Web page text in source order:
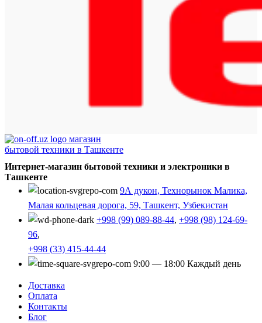
Интернет-магазин бытовой техники и электроники в
Ташкенте
9А дукон, Технорынок Малика,
Малая кольцевая дорога, 59, Ташкент, Узбекистан
+998 (99) 089-88-44, +998 (98) 124-69-
96,
+998 (33) 415-44-44
9:00 — 18:00 Каждый день
Доставка
Оплата
Контакты
Блог